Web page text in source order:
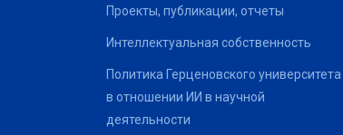
Проекты, публикации, отчеты
Интеллектуальная собственность
Политика Герценовского университета
в отношении ИИ в научной
деятельности